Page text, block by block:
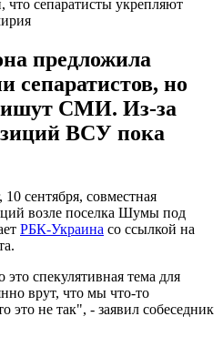
что сепаратисты укрепляют
предложила
сепаратистов, но
СМИ. Из-за
ВСУ пока
сентября, совместная
возле поселка Шумы под
РБК-Украина со ссылкой на
спекулятивная тема для
врут, что мы что-то
не так", - заявил собеседник